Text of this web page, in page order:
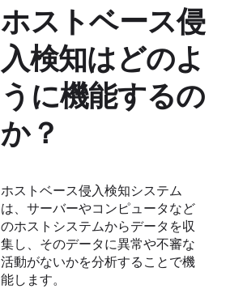
ホストベース侵
入検知はどのよ
うに機能するの
か？
ホストベース侵入検知システム
は、サーバーやコンピュータなど
のホストシステムからデータを収
集し、そのデータに異常や不審な
活動がないかを分析することで機
能します。